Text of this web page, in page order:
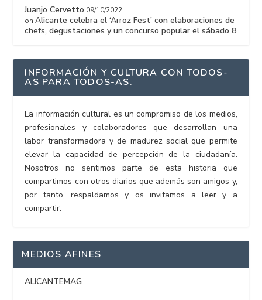
Juanjo Cervetto 09/10/2022
onAlicante celebra el ‘Arroz Fest’ con elaboraciones de
chefs, degustaciones y un concurso popular el sábado 8
INFORMACIÓN Y CULTURA CON TODOS-
AS PARA TODOS-AS.
La información cultural es un compromiso de los medios,
profesionales y colaboradores que desarrollan una
labor transformadora y de madurez social que permite
elevar la capacidad de percepción de la ciudadanía.
Nosotros no sentimos parte de esta historia que
compartimos con otros diarios que además son amigos y,
por tanto, respaldamos y os invitamos a leer y a
compartir.
MEDIOS AFINES
ALICANTEMAG